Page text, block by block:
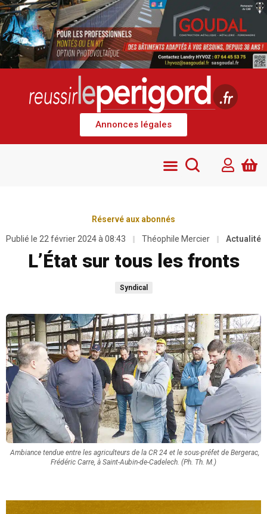
Annonces légales
Réservé aux abonnés
Publié le 22 février 2024 à 08:43 Théophile Mercier Actualité
L’État sur tous les fronts
Syndical
Ambiance tendue entre les agriculteurs de la CR 24 et le sous-préfet de Bergerac,
Frédéric Carre, à Saint-Aubin-de-Cadelech. (Ph. Th. M.)